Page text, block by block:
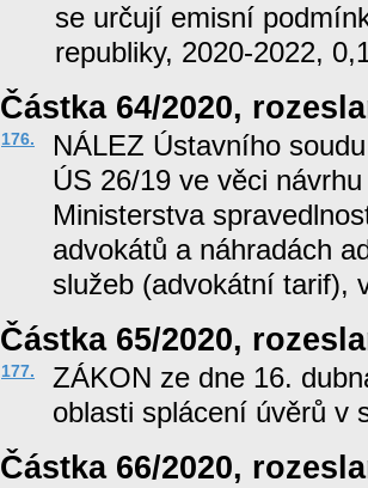
se určují emisní
republiky, 2020-2022,
Částka 64/2020,
176.
NÁLEZ Ústavního
ÚS 26/19 ve věci
Ministerstva
advokátů a náhradách
služeb (advokátní tarif),
Částka 65/2020,
177.
ZÁKON ze dne 16.
oblasti splácení úvěrů v
Částka 66/2020,